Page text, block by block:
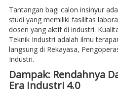
Tantangan bagi calon insinyur
studi yang memiliki fasilitas
dosen yang aktif di industri.
Teknik Industri adalah ilmu
langsung di Rekayasa,
Industri.
Dampak: Rendahnya
Era Industri 4.0